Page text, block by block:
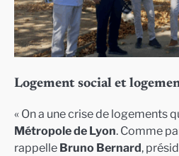
Logement social et
« On a une crise de logements
Métropole de Lyon. Comme
rappelle Bruno Bernard,